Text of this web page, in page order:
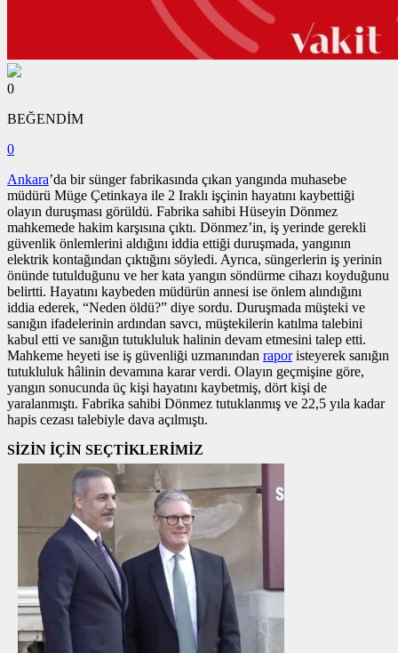
0
BEĞENDİM
0
Ankara’da bir sünger fabrikasında çıkan yangında muhasebe
müdürü Müge Çetinkaya ile 2 Iraklı işçinin hayatını kaybettiği
olayın duruşması görüldü. Fabrika sahibi Hüseyin Dönmez
mahkemede hakim karşısına çıktı. Dönmez’in, iş yerinde gerekli
güvenlik önlemlerini aldığını iddia ettiği duruşmada, yangının
elektrik kontağından çıktığını söyledi. Ayrıca, süngerlerin iş yerinin
önünde tutulduğunu ve her kata yangın söndürme cihazı koyduğunu
belirtti. Hayatını kaybeden müdürün annesi ise önlem alındığını
iddia ederek, “Neden öldü?” diye sordu. Duruşmada müşteki ve
sanığın ifadelerinin ardından savcı, müştekilerin katılma talebini
kabul etti ve sanığın tutukluluk halinin devam etmesini talep etti.
Mahkeme heyeti ise iş güvenliği uzmanından raporisteyerek sanığın
tutukluluk hâlinin devamına karar verdi. Olayın geçmişine göre,
yangın sonucunda üç kişi hayatını kaybetmiş, dört kişi de
yaralanmıştı. Fabrika sahibi Dönmez tutuklanmış ve 22,5 yıla kadar
hapis cezası talebiyle dava açılmıştı.
SİZİN İÇİN SEÇTİKLERİMİZ